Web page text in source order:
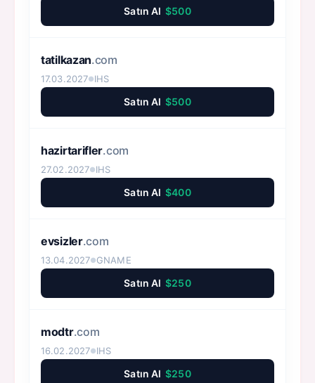
Satın Al $500
tatilkazan.com
17.03.2027●IHS
Satın Al $500
hazirtarifler.com
27.02.2027●IHS
Satın Al $400
evsizler.com
13.04.2027●GNAME
Satın Al $250
modtr.com
16.02.2027●IHS
Satın Al $250